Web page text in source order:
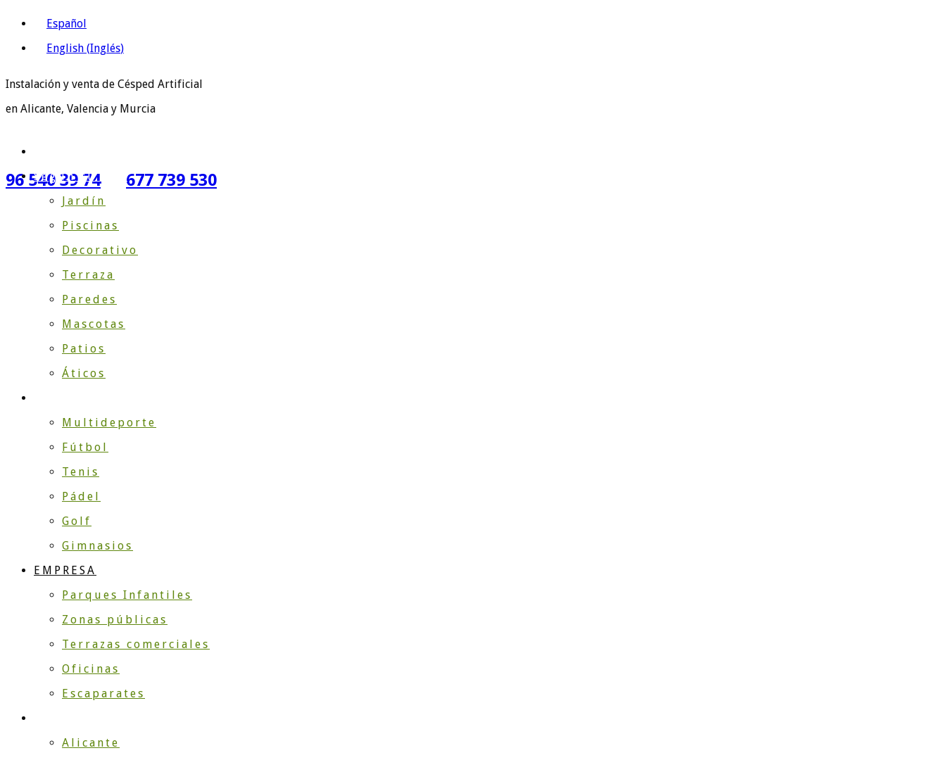
Español
English (Inglés)
Instalación y venta de Césped Artificial
en Alicante, Valencia y Murcia
96 540 39 74 677 739 530
Según su Uso
Jardín
Piscinas
Decorativo
Terraza
Paredes
Mascotas
Patios
Áticos
Multideporte
Fútbol
Tenis
Pádel
Golf
Gimnasios
EMPRESA
Parques Infantiles
Zonas públicas
Terrazas comerciales
Oficinas
Escaparates
Alicante